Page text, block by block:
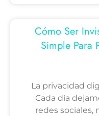
Cómo Ser
Simple Para
La privacidad
Cada día
redes